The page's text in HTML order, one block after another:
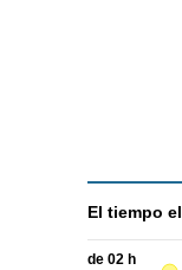
El tiempo el
de 02 h